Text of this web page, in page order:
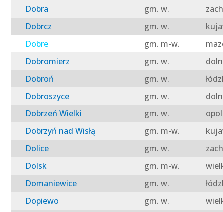
Dobra
gm. w.
Dobrcz
gm. w.
Dobre
gm. m-w.
Dobromierz
gm. w.
Dobroń
gm. w.
Dobroszyce
gm. w.
Dobrzeń Wielki
gm. w.
Dobrzyń nad Wisłą
gm. m-w.
Dolice
gm. w.
Dolsk
gm. m-w.
Domaniewice
gm. w.
Dopiewo
gm. w.